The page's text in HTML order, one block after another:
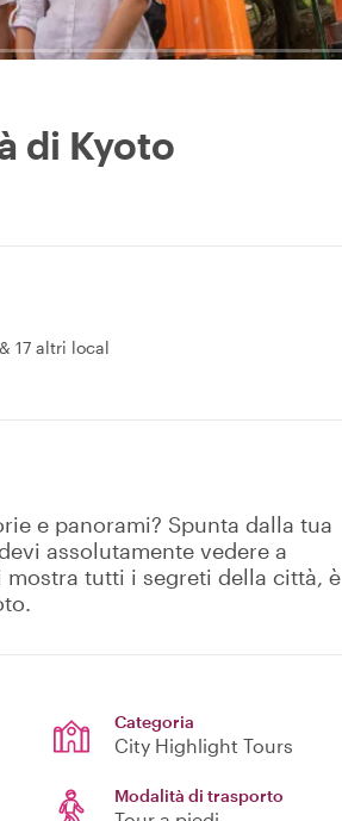
di Kyoto
& 17 altri local
e panorami? Spunta dalla tua
assolutamente vedere a
tutti i segreti della città, è
Categoria
City Highlight Tours
Modalità di trasporto